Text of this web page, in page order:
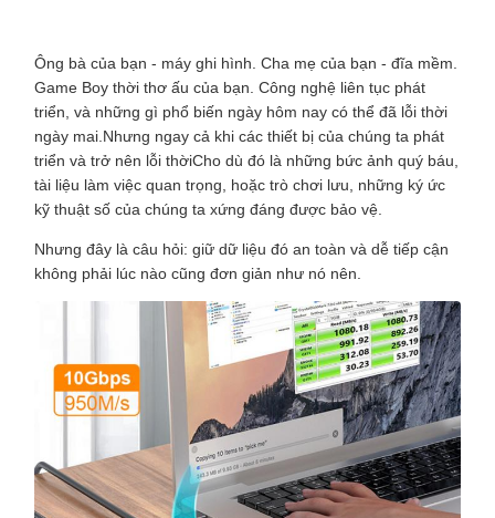
Ông bà của bạn - máy ghi hình. Cha mẹ của bạn - đĩa mềm.
Game Boy thời thơ ấu của bạn. Công nghệ liên tục phát
triển, và những gì phổ biến ngày hôm nay có thể đã lỗi thời
ngày mai.Nhưng ngay cả khi các thiết bị của chúng ta phát
triển và trở nên lỗi thờiCho dù đó là những bức ảnh quý báu,
tài liệu làm việc quan trọng, hoặc trò chơi lưu, những ký ức
kỹ thuật số của chúng ta xứng đáng được bảo vệ.
Nhưng đây là câu hỏi: giữ dữ liệu đó an toàn và dễ tiếp cận
không phải lúc nào cũng đơn giản như nó nên.